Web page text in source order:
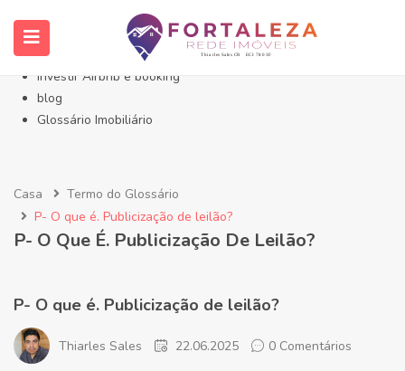
Início- Imóveis Fortaleza Eusébio
Imóveis em Fortaleza
Imóveis no Eusébio
Investir Airbnb e booking
blog
Glossário Imobiliário
Casa
Termo do Glossário
P- O que é. Publicização de leilão?
P- O Que É. Publicização De Leilão?
P- O que é. Publicização de leilão?
Thiarles Sales 22.06.2025 0 Comentários